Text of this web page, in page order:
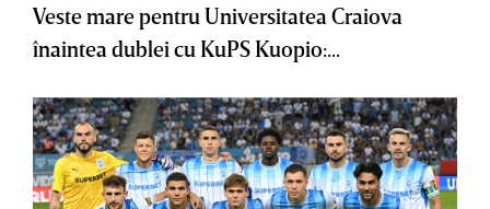
Veste mare pentru Universitatea Craiova
înaintea dublei cu KuPS Kuopio:...